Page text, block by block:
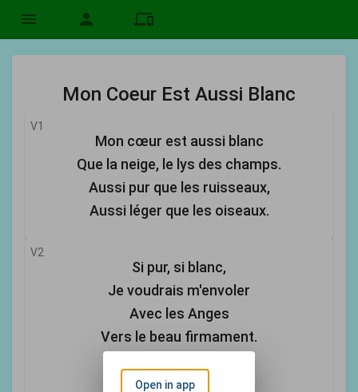
menu person devices
Mon Coeur Est Aussi Blanc
V1
Mon cœur est aussi blanc
Que la neige, le lys des champs.
Aussi pur que les ruisseaux,
Aussi léger que les oiseaux.
V2
Si pur, si blanc,
Je voudrais m'envoler
Avec les Anges
Vers le beau firmament.
Avec les Anges
Open in app